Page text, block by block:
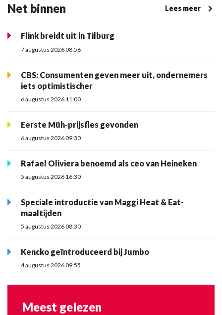
Net binnen Lees meer
Flink breidt uit in Tilburg
7 augustus 2026 08:56
CBS: Consumenten geven meer uit, ondernemers
iets optimistischer
6 augustus 2026 11:00
Eerste Müh-prijsfles gevonden
6 augustus 2026 09:30
Rafael Oliviera benoemd als ceo van Heineken
5 augustus 2026 16:30
Speciale introductie van Maggi Heat & Eat-
maaltijden
5 augustus 2026 08:30
Kencko geïntroduceerd bij Jumbo
4 augustus 2026 09:55
Meest gelezen